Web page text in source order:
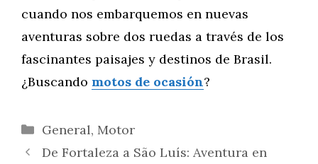
cuando nos embarquemos en nuevas
aventuras sobre dos ruedas a través de los
fascinantes paisajes y destinos de Brasil.
¿Buscando motos de ocasión?
Categorías
General, Motor
De Fortaleza a São Luís: Aventura en